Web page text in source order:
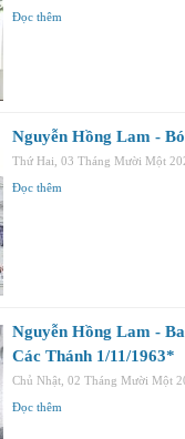
Đọc thêm
Nguyễn Hồng Lam -
Thứ Hai, 03 Tháng Mười Một
Đọc thêm
Nguyễn Hồng Lam -
Các Thánh 1/11/1963*
Chủ Nhật, 02 Tháng Mười Một
Đọc thêm